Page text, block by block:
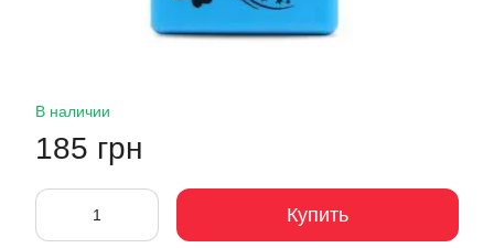
В наличии
185 грн
Купить